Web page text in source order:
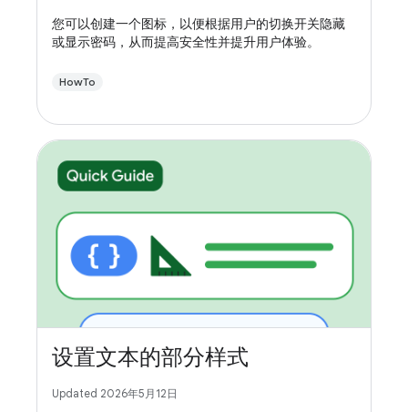
您可以创建一个图标，以便根据用户的切换开关隐藏
或显示密码，从而提高安全性并提升用户体验。
HowTo
设置文本的部分样式
Updated 2026年5月12日